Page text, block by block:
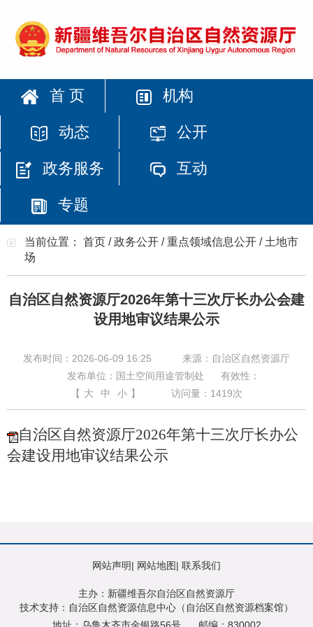
首 页 机构
动态 公开
政务服务 互动
专题
当前位置： 首页 /政务公开 /重点领域信息公开 / 土地市
场
自治区自然资源厅2026年第十三次厅长办公会建
设用地审议结果公示
发布时间：2026-06-09 16:25
来源：自治区自然资源厅
发布单位：国土空间用途管制处
有效性：
【 大 中 小 】 访问量： 1419次
自治区自然资源厅2026年第十三次厅长办公
会建设用地审议结果公示
网站声明| 网站地图| 联系我们
主办：新疆维吾尔自治区自然资源厅
技术支持：自治区自然资源信息中心（自治区自然资源档案馆）